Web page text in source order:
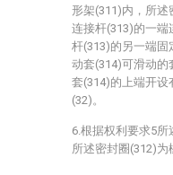
形架(311)内，所述
连接杆(313)的一端
杆(313)的另一端固
动套(314)可滑动的
套(314)的上端开设
(32)。
6.根据权利要求5所
所述密封圈(312)为